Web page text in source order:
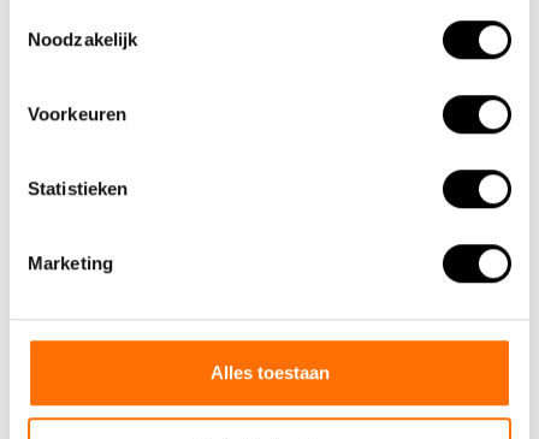
Noodzakelijk
Voorkeuren
Statistieken
Marketing
Alles toestaan
Sales points